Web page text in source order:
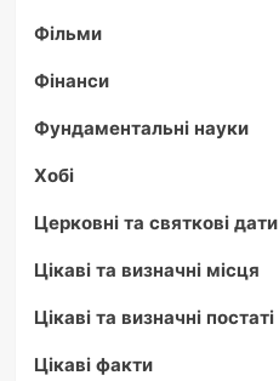
Фільми
Фінанси
Фундаментальні науки
Хобі
Церковні та святкові дати
Цікаві та визначні місця
Цікаві та визначні постаті
Цікаві факти